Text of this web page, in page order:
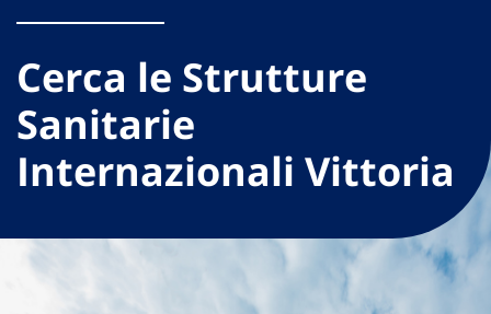
Cerca le Strutture
Sanitarie
Internazionali Vittoria